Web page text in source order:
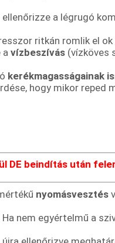
ellenőrizze a légrugó
ritkán romlik el
a vízbeszívás (vízköves
kerékmagasságainak
hogy mikor reped
DE beindítás után
nyomásvesztés
Ha nem egyértelmű a